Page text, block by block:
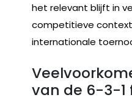
het relevant blijft in
competitieve
internationale
van de 6-3-1